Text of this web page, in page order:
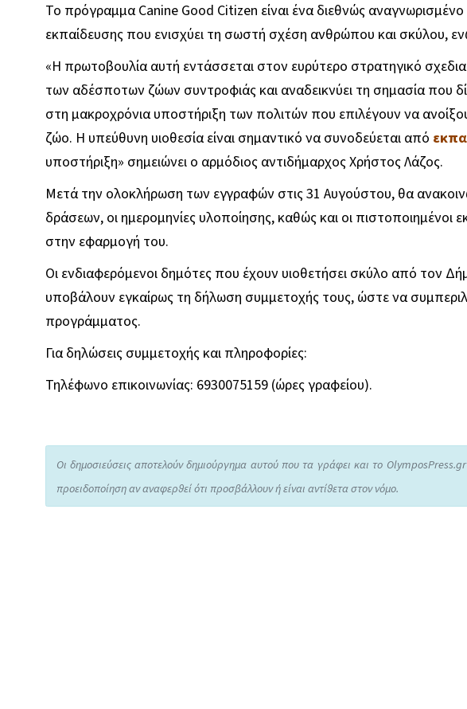
Το πρόγραμμα Canine Good Citizen είναι ένα διεθνώς
εκπαίδευσης που ενισχύει τη σωστή σχέση ανθρώπου και σκύλου,
«Η πρωτοβουλία αυτή εντάσσεται στον ευρύτερο στρατηγικό
των αδέσποτων ζώων συντροφιάς και αναδεικνύει τη σημασία που
στη μακροχρόνια υποστήριξη των πολιτών που επιλέγουν να
ζώο. Η υπεύθυνη υιοθεσία είναι σημαντικό να συνοδεύεται από
υποστήριξη» σημειώνει ο αρμόδιος αντιδήμαρχος Χρήστος Λάζος.
Μετά την ολοκλήρωση των εγγραφών στις 31 Αυγούστου, θα
δράσεων, οι ημερομηνίες υλοποίησης, καθώς και οι
στην εφαρμογή του.
Οι ενδιαφερόμενοι δημότες που έχουν υιοθετήσει σκύλο από τον
υποβάλουν εγκαίρως τη δήλωση συμμετοχής τους, ώστε να
προγράμματος.
Για δηλώσεις συμμετοχής και πληροφορίες:
Τηλέφωνο επικοινωνίας: 6930075159 (ώρες γραφείου).
Οι δημοσιεύσεις αποτελούν δημιούργημα αυτού που τα γράφει και το
προειδοποίηση αν αναφερθεί ότι προσβάλλουν ή είναι αντίθετα στον νόμο.